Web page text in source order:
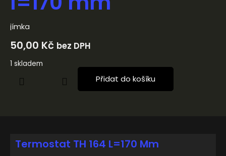
jímka
50,00 Kč bez DPH
1 skladem
Přidat do košíku
Termostat TH 164 L=170 Mm